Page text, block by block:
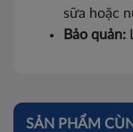
sữa hoặc
Bảo quản:
SẢN PHẨM